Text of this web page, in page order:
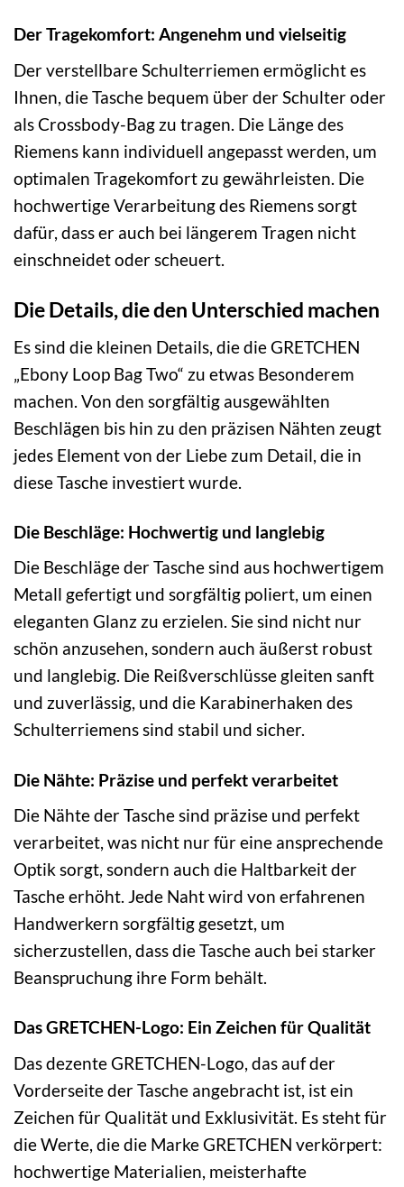
Der Tragekomfort: Angenehm und vielseitig
Der verstellbare Schulterriemen ermöglicht es
Ihnen, die Tasche bequem über der Schulter oder
als Crossbody-Bag zu tragen. Die Länge des
Riemens kann individuell angepasst werden, um
optimalen Tragekomfort zu gewährleisten. Die
hochwertige Verarbeitung des Riemens sorgt
dafür, dass er auch bei längerem Tragen nicht
einschneidet oder scheuert.
Die Details, die den Unterschied machen
Es sind die kleinen Details, die die GRETCHEN
„Ebony Loop Bag Two“ zu etwas Besonderem
machen. Von den sorgfältig ausgewählten
Beschlägen bis hin zu den präzisen Nähten zeugt
jedes Element von der Liebe zum Detail, die in
diese Tasche investiert wurde.
Die Beschläge: Hochwertig und langlebig
Die Beschläge der Tasche sind aus hochwertigem
Metall gefertigt und sorgfältig poliert, um einen
eleganten Glanz zu erzielen. Sie sind nicht nur
schön anzusehen, sondern auch äußerst robust
und langlebig. Die Reißverschlüsse gleiten sanft
und zuverlässig, und die Karabinerhaken des
Schulterriemens sind stabil und sicher.
Die Nähte: Präzise und perfekt verarbeitet
Die Nähte der Tasche sind präzise und perfekt
verarbeitet, was nicht nur für eine ansprechende
Optik sorgt, sondern auch die Haltbarkeit der
Tasche erhöht. Jede Naht wird von erfahrenen
Handwerkern sorgfältig gesetzt, um
sicherzustellen, dass die Tasche auch bei starker
Beanspruchung ihre Form behält.
Das GRETCHEN-Logo: Ein Zeichen für Qualität
Das dezente GRETCHEN-Logo, das auf der
Vorderseite der Tasche angebracht ist, ist ein
Zeichen für Qualität und Exklusivität. Es steht für
die Werte, die die Marke GRETCHEN verkörpert:
hochwertige Materialien, meisterhafte